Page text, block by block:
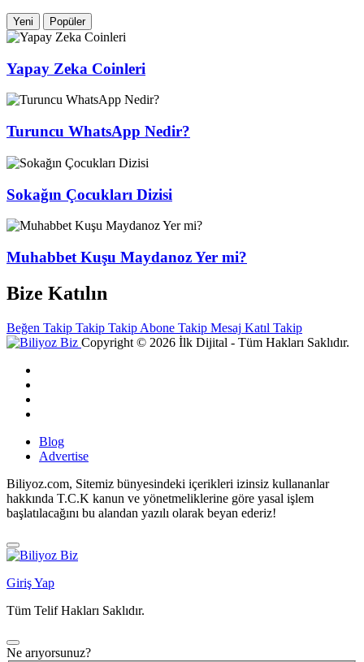
Yeni Popüler
Yapay Zeka Coinleri
Turuncu WhatsApp Nedir?
Sokağın Çocukları Dizisi
Muhabbet Kuşu Maydanoz Yer mi?
Bize Katılın
Beğen Takip Takip Takip Abone Takip Mesaj Katıl Takip
Copyright © 2026 İlk Dijital - Tüm Hakları Saklıdır.
Blog
Advertise
Biliyoz.com, Sitemiz bünyesindeki içerikleri izinsiz kullananlar
hakkında T.C.K kanun ve yönetmeliklerine göre yasal işlem
başlatılacağını bu alandan yazılı olarak beyan ederiz!
Giriş Yap
Tüm Telif Hakları Saklıdır.
Ne arıyorsunuz?